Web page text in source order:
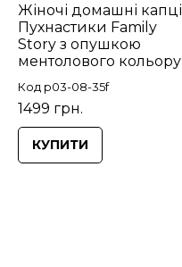
Жіночі домашні капці
Пухнастики Family
Story з опушкою
ментолового кольору
Код p03-08-35f
1499 грн.
КУПИТИ